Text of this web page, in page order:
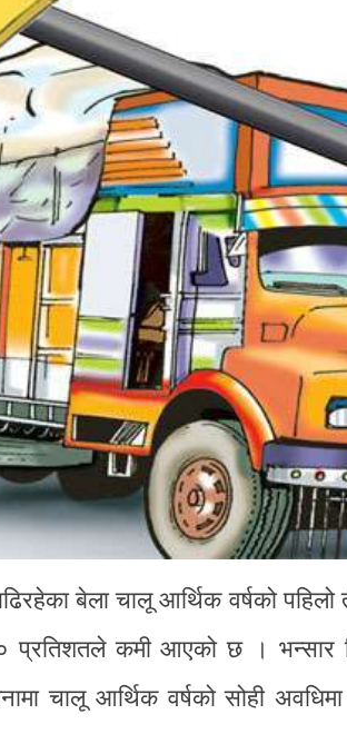
बेला चालू आर्थिक वर्षको
कमी आएको छ । भन्सार
चालू आर्थिक वर्षको सोही